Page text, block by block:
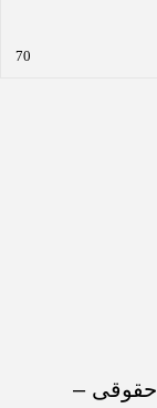
70
حقوقی –